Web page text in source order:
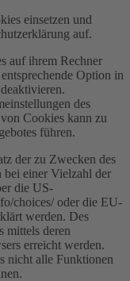
einsetzen und
auf.
auf ihrem Rechner
Option in
des
Cookies kann zu
führen.
der zu Zwecken des
bei einer Vielzahl der
die US-
choices/ oder die EU-
werden. Des
mittels deren
erreicht werden.
nicht alle Funktionen